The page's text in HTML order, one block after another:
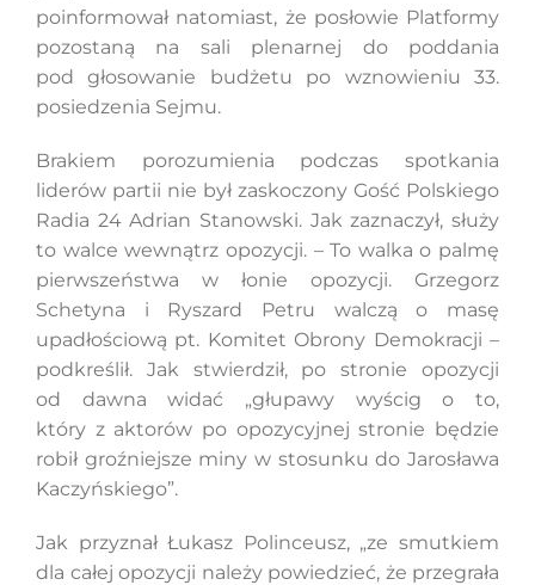
poinformował natomiast, że posłowie Platformy
pozostaną na sali plenarnej do poddania
pod głosowanie budżetu po wznowieniu 33.
posiedzenia Sejmu.
Brakiem porozumienia podczas spotkania
liderów partii nie był zaskoczony Gość Polskiego
Radia 24 Adrian Stanowski. Jak zaznaczył, służy
to walce wewnątrz opozycji. – To walka o palmę
pierwszeństwa w łonie opozycji. Grzegorz
Schetyna i Ryszard Petru walczą o masę
upadłościową pt. Komitet Obrony Demokracji –
podkreślił. Jak stwierdził, po stronie opozycji
od dawna widać „głupawy wyścig o to,
który z aktorów po opozycyjnej stronie będzie
robił groźniejsze miny w stosunku do Jarosława
Kaczyńskiego”.
Jak przyznał Łukasz Polinceusz, „ze smutkiem
dla całej opozycji należy powiedzieć, że przegrała